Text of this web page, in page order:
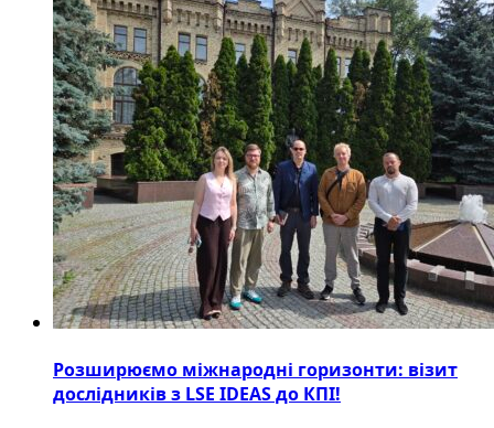
Розширюємо міжнародні горизонти: візит
дослідників з LSE IDEAS до КПІ!